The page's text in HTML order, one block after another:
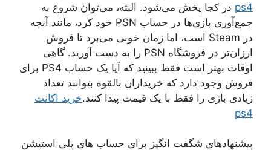
ps4 در کجا پخش می‌شود. البته، می‌توان شروع به
جمع‌آوری بازی‌ها در حساب PSN خود کرد، مانند آنچه
در Steam است، اما زمان خوبی می‌برد تا فروش
ارزان‌تر در فروشگاه PSN را به دست آورید. گاهی
اوقات بهتر است فقط ببینید که آیا یک حساب PS4 برای
فروش وجود دارد که خریداران بالقوه بتوانند تعداد
زیادی بازی را فقط با یک قیمت پیدا کنند.خرید اکانت
ps4
پیشنهادهای شگفت انگیز برای حساب های پلی استیشن